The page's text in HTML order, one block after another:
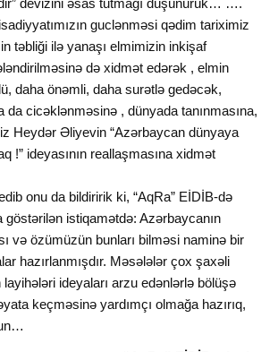
guclənməsi qədim tariximiz
təbliği ilə yanaşı elmimizin inkişaf
də xidmət edərək , elmin
daha önəmli, daha surətlə gedəcək,
da cicəklənməsinə , dünyada tanınmasına,
Heydər Əliyevin “Azərbaycan dünyaya
!” ideyasının reallaşmasına xidmət
onu da bildiririk ki, “AqRa” EİDİB-də
göstərilən istiqamətdə: Azərbaycanın
və özümüzün bunları bilməsi naminə bir
hazırlanmışdır. Məsələlər çox şaxəli
ideyaları arzu edənlərlə bölüşə
keçməsinə yardımçı olmağa hazırıq,